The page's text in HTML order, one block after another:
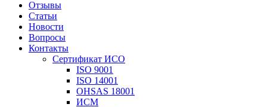
Отзывы
Статьи
Новости
Вопросы
Контакты
Сертификат ИСО
ISO 9001
ISO 14001
OHSAS 18001
ИСМ